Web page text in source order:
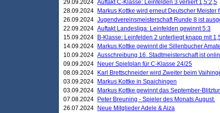
29.09.2024 Auftakt C-Klasse: Leinfelden 3 verliert 1,5:2,5
28.09.2024
Markus Kottke wird erneut Deutscher Meister
26.09.2024 Jugendvereinsmeisterschaft Runde 8 ist
22.09.2024 Auftakt Landesliga: Leinfelden gewinnt 5:3
15.09.2024
B-Klasse: Leinfelden 2 unterliegt knapp mit
14.09.2024
Markus Kottke gewinnt die Sillenbucher
10.09.2024 Ausschreibung 16. Stadtmeisterschaft ist
09.09.2024
Neuer Spielplan für C-Klasse 24/25
08.09.2024
Karl Brettschneider wird Zweiter beim
03.09.2024
Markus Kottke in Spaichingen
03.09.2024
Markus Kottke gewinnt das September-
07.08.2024
Peter Breuning - Spieler des Monats August.
26.07.2024
Neue Mitglieder Adele & Aiza